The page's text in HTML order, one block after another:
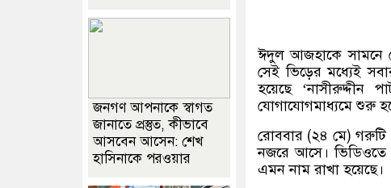
ঈদুল আজহাকে সামনে
সেই ভিড়ের মধ্যেই
হয়েছে ‘নাসীরুদ্দীন
যোগাযোগমাধ্যমে শুরু
রোববার (২৪ মে) গরুটি
নজরে আসে। ভিডিওতে
এমন নাম রাখা হয়েছে।
জনগণ আপনাকে স্বাগত
জানাতে প্রস্তুত, কীভাবে
আসবেন আসেন: শেখ
হাসিনাকে পরওয়ার